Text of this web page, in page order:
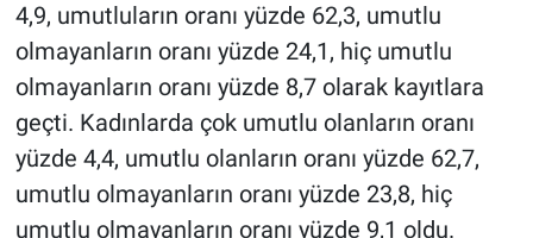
4,9, umutluların oranı yüzde 62,3, umutlu
olmayanların oranı yüzde 24,1, hiç umutlu
olmayanların oranı yüzde 8,7 olarak kayıtlara
geçti. Kadınlarda çok umutlu olanların oranı
yüzde 4,4, umutlu olanların oranı yüzde 62,7,
umutlu olmayanların oranı yüzde 23,8, hiç
umutlu olmayanların oranı yüzde 9,1 oldu.